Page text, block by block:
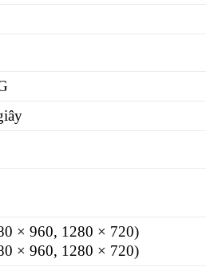
× 960, 1280 × 720)
× 960, 1280 × 720)